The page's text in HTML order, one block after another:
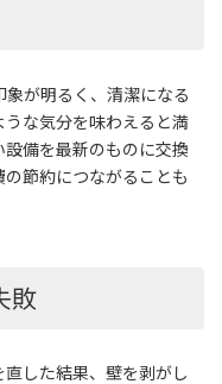
が明るく、清潔になる
な気分を味わえると満
備を最新のものに交換
節約につながることも
敗
した結果、壁を剥がし